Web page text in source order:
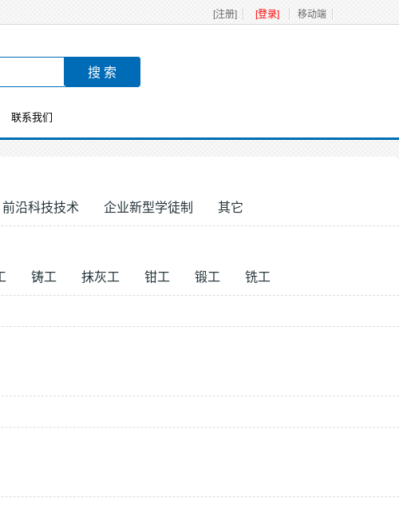
[注册] [登录] 移动端
联系我们
前沿科技技术 企业新型学徒制 其它
铸工 抹灰工 钳工 锻工 铣工